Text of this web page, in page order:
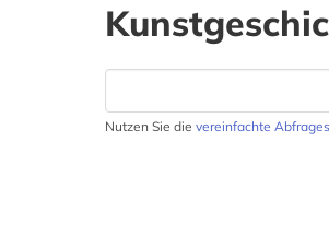
Nutzen Sie die vereinfachte